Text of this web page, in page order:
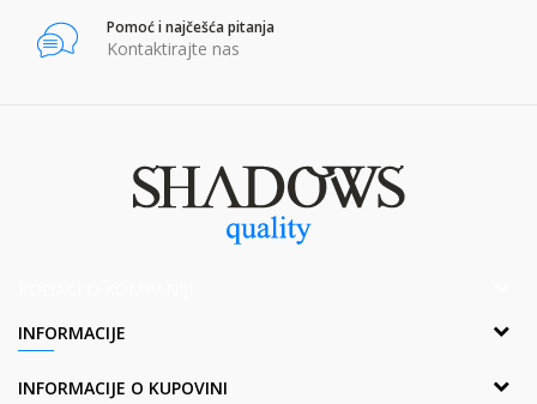
Pomoć i najčešća pitanja
Kontaktirajte nas
Adresa:
Popova bara Nova 2,Br. 1
Borča, 11211 Beograd, Srbija
INFORMACIJE
O nama
INFORMACIJE O KUPOVINI